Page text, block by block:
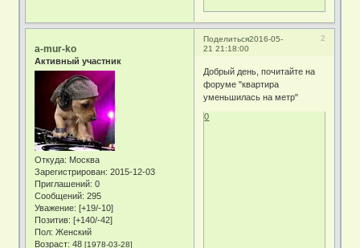
Поделиться 2
2016-05-
21 21:18:00
a-mur-ko
Активный участник
Откуда: Москва
Зарегистрирован: 2015-12-03
Приглашений: 0
Сообщений: 295
Уважение: [+19/-10]
Позитив: [+140/-42]
Пол: Женский
Возраст: 48[1978-03-28]
Добрый день, почитайте на
форуме "квартира
уменьшилась на метр"
0